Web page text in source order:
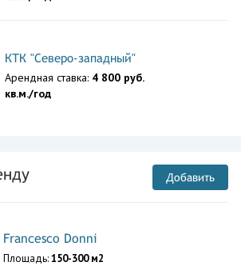
КТК "Северо-западный"
Арендная ставка: 4 800 руб.
кв.м./год
Добавить
Francesco Donni
Площадь:150-300 м2